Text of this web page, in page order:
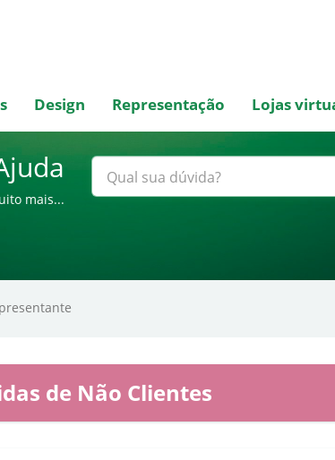
Design Representação Lojas
mais...
de Não Clientes